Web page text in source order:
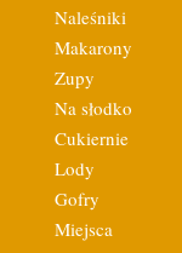
Naleśniki
Makarony
Zupy
Na słodko
Cukiernie
Lody
Gofry
Miejsca